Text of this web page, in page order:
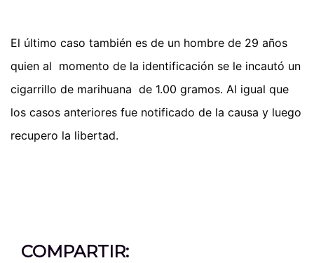
El último caso también es de un hombre de 29 años
quien al momento de la identificación se le incautó un
cigarrillo de marihuana de 1.00 gramos. Al igual que
los casos anteriores fue notificado de la causa y luego
recupero la libertad.
COMPARTIR: